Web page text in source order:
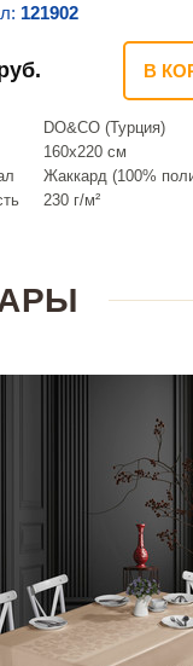
121902
В
DO&CO (Турция)
160х220 см
Жаккард (100%
230 г/м²